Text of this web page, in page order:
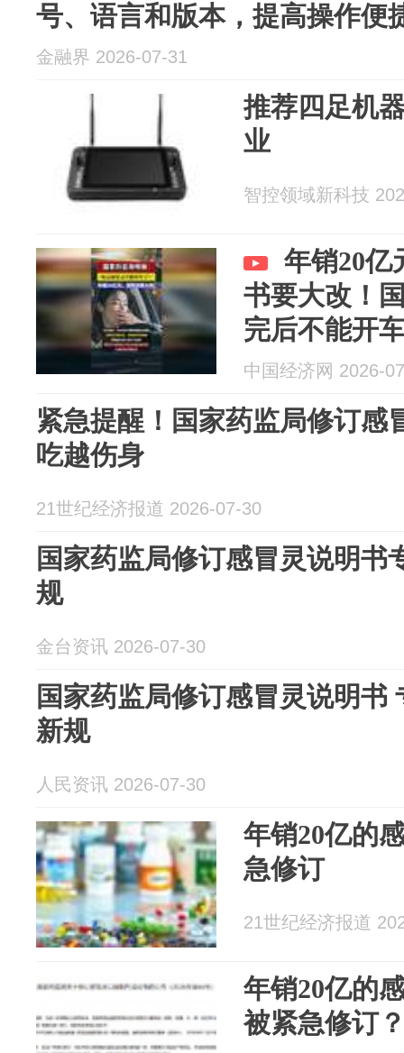
号、语言和版本，提高操作便
金融界 2026-07-31
推荐四足机
业
智控领域新科技
年销20亿
书要大改！
完后不能开
中国经济网 2026-
紧急提醒！国家药监局修订感
吃越伤身
21世纪经济报道 2026-07-30
国家药监局修订感冒灵说明书
规
金台资讯 2026-07-30
国家药监局修订感冒灵说明书
新规
人民资讯 2026-07-30
年销20亿的
急修订
21世纪经济报道
年销20亿的
被紧急修订